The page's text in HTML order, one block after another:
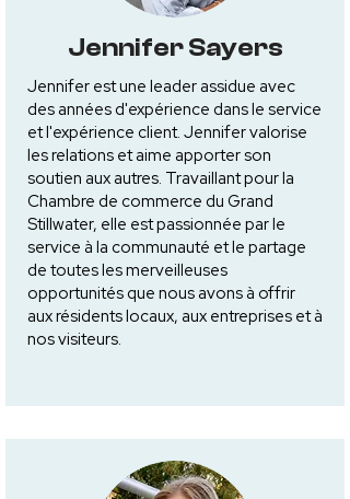
Jennifer Sayers
Jennifer est une leader assidue avec
des années d'expérience dans le service
et l'expérience client. Jennifer valorise
les relations et aime apporter son
soutien aux autres. Travaillant pour la
Chambre de commerce du Grand
Stillwater, elle est passionnée par le
service à la communauté et le partage
de toutes les merveilleuses
opportunités que nous avons à offrir
aux résidents locaux, aux entreprises et à
nos visiteurs.